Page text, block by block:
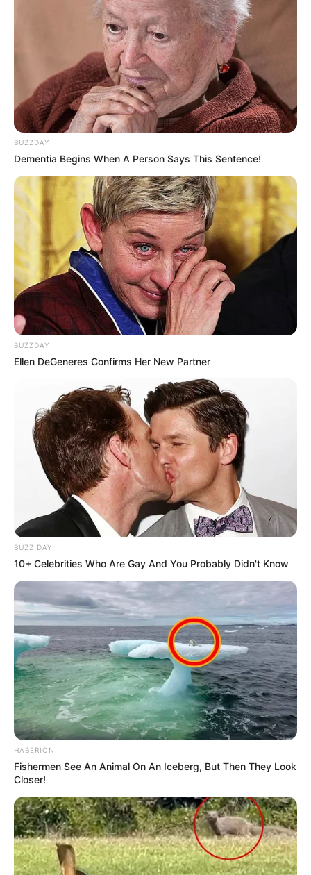
BUZZDAY
Dementia Begins When A Person Says This Sentence!
BUZZDAY
Ellen DeGeneres Confirms Her New Partner
BUZZ DAY
10+ Celebrities Who Are Gay And You Probably Didn't Know
HABERION
Fishermen See An Animal On An Iceberg, But Then They Look
Closer!